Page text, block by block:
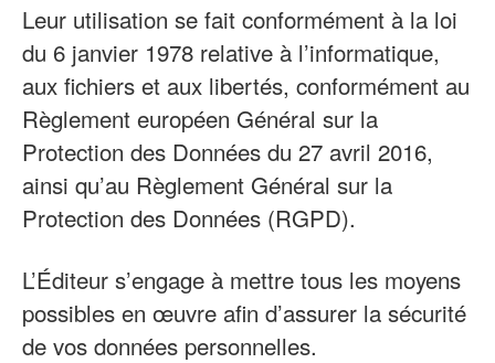
Leur utilisation se fait conformément à la loi
du 6 janvier 1978 relative à l’informatique,
aux fichiers et aux libertés, conformément au
Règlement européen Général sur la
Protection des Données du 27 avril 2016,
ainsi qu’au Règlement Général sur la
Protection des Données (RGPD).
L’Éditeur s’engage à mettre tous les moyens
possibles en œuvre afin d’assurer la sécurité
de vos données personnelles.